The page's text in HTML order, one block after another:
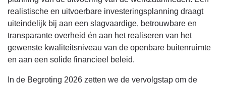
realistische en uitvoerbare investeringsplanning draagt
uiteindelijk bij aan een slagvaardige, betrouwbare en
transparante overheid én aan het realiseren van het
gewenste kwaliteitsniveau van de openbare buitenruimte
en aan een solide financieel beleid.
In de Begroting 2026 zetten we de vervolgstap om de